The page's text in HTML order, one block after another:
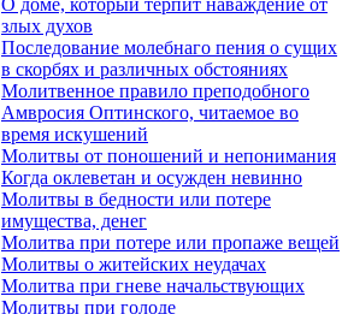
О доме, который терпит наваждение от
злых духов
Последование молебнаго пения о сущих
в скорбях и различных обстояниях
Молитвенное правило преподобного
Амвросия Оптинского, читаемое во
время искушений
Молитвы от поношений и непонимания
Когда оклеветан и осужден невинно
Молитвы в бедности или потере
имущества, денег
Молитва при потере или пропаже вещей
Молитвы о житейских неудачах
Молитва при гневе начальствующих
Молитвы при голоде